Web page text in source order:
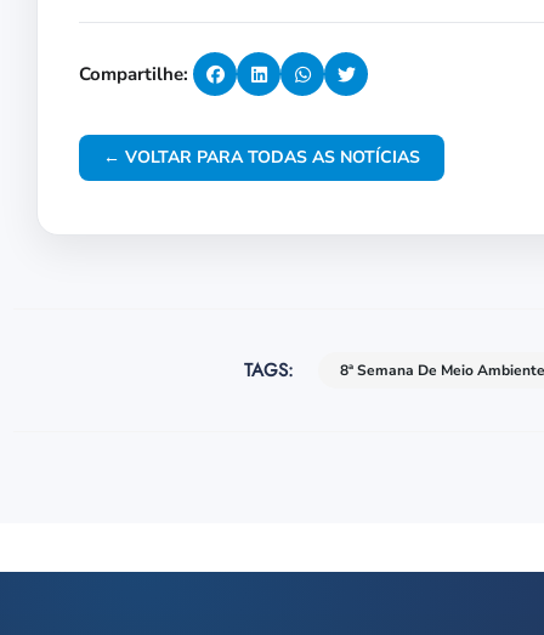
Compartilhe:
← VOLTAR PARA TODAS AS NOTÍCIAS
TAGS: 8ª Semana De Meio Ambiente